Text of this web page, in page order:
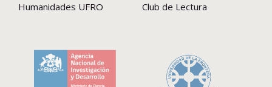
Club de Lectura
Humanidades UFRO